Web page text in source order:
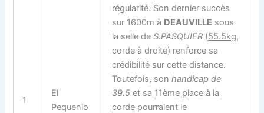
1
El
Pequenio
régularité. Son dernier succès
sur 1600m à DEAUVILLE sous
la selle deS.PASQUIER (55.5kg,
corde à droite) renforce sa
crédibilité sur cette distance.
Toutefois, sonhandicap de
39.5 et sa 11ème place à la
corde pourraient le